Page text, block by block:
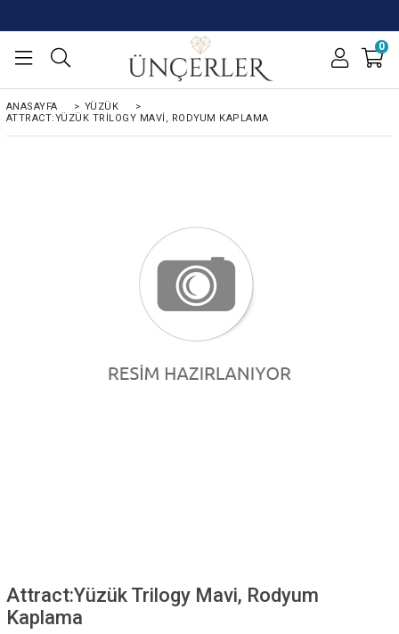
0
ANASAYFA > YÜZÜK
>
ATTRACT:YÜZÜK TRILOGY MAVI, RODYUM KAPLAMA
Attract:Yüzük Trilogy Mavi, Rodyum
Kaplama